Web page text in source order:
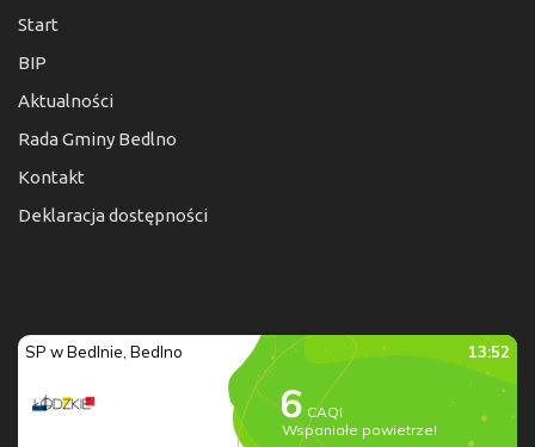
Start
BIP
Aktualności
Rada Gminy Bedlno
Kontakt
Deklaracja dostępności